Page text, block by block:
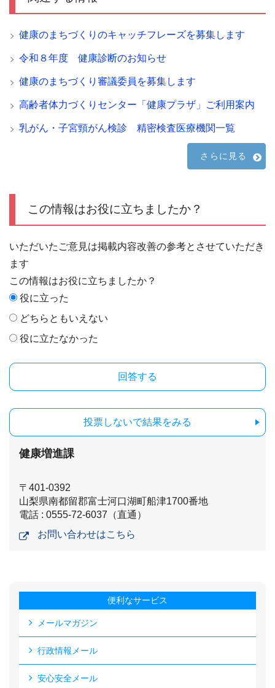
健康のまちづくりのキャッチフレーズを募集します
令和８年度 健康診断のお知らせ
健康のまちづくり審議委員を募集します
高齢者体力づくりセンター「健康プラザ」ご利用案内
乳がん・子宮頸がん検診 精密検査医療機関一覧
さらに見る
この情報はお役に立ちましたか？
いただいたご意見は掲載内容改善の参考とさせていただき
ます
この情報はお役に立ちましたか？
役に立った
どちらともいえない
役に立たなかった
投票しないで結果をみる
健康増進課
〒401-0392
山梨県南都留郡富士河口湖町船津1700番地
電話 : 0555-72-6037（直通）
お問い合わせはこちら
便利なサービス
メールマガジン
行政情報メール
安心安全メール